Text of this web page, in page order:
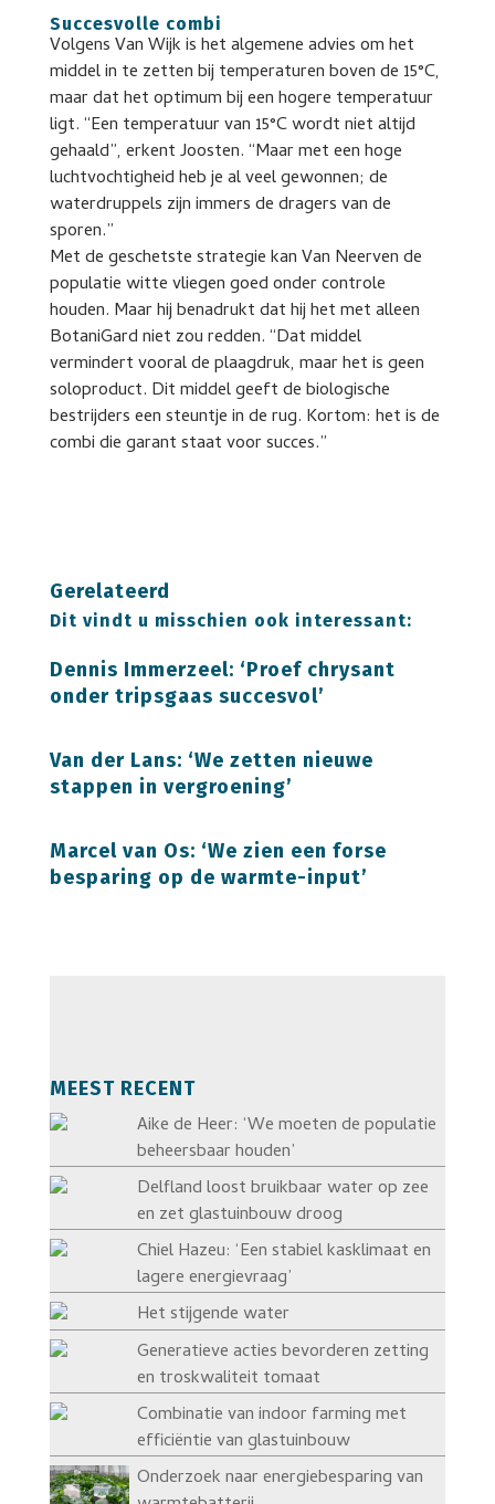
Succesvolle combi
Volgens Van Wijk is het algemene advies om het
middel in te zetten bij temperaturen boven de 15°C,
maar dat het optimum bij een hogere temperatuur
ligt. “Een temperatuur van 15°C wordt niet altijd
gehaald”, erkent Joosten. “Maar met een hoge
luchtvochtigheid heb je al veel gewonnen; de
waterdruppels zijn immers de dragers van de
sporen.”
Met de geschetste strategie kan Van Neerven de
populatie witte vliegen goed onder controle
houden. Maar hij benadrukt dat hij het met alleen
BotaniGard niet zou redden. “Dat middel
vermindert vooral de plaagdruk, maar het is geen
soloproduct. Dit middel geeft de biologische
bestrijders een steuntje in de rug. Kortom: het is de
combi die garant staat voor succes.”
Gerelateerd
Dit vindt u misschien ook interessant:
Dennis Immerzeel: ‘Proef chrysant
onder tripsgaas succesvol’
Van der Lans: ‘We zetten nieuwe
stappen in vergroening’
Marcel van Os: ‘We zien een forse
besparing op de warmte-input’
MEEST RECENT
Aike de Heer: ‘We moeten de populatie
beheersbaar houden’
Delfland loost bruikbaar water op zee
en zet glastuinbouw droog
Chiel Hazeu: ‘Een stabiel kasklimaat en
lagere energievraag’
Het stijgende water
Generatieve acties bevorderen zetting
en troskwaliteit tomaat
Combinatie van indoor farming met
efficiëntie van glastuinbouw
Onderzoek naar energiebesparing van